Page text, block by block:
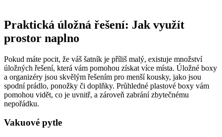
Praktická úložná řešení: Jak využít
prostor naplno
Pokud máte pocit, že váš šatník je příliš malý, existuje množství
úložných řešení, která vám pomohou získat více místa. Úložné boxy
a organizéry jsou skvělým řešením pro menší kousky, jako jsou
spodní prádlo, ponožky či doplňky. Průhledné plastové boxy vám
pomohou vidět, co je uvnitř, a zároveň zabrání zbytečnému
nepořádku.
Vakuové pytle